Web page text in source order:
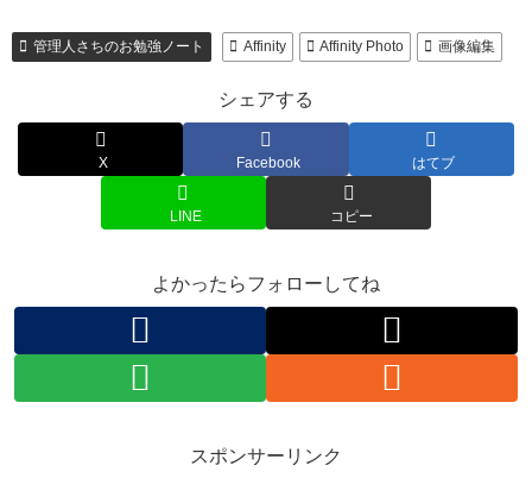
管理人さちのお勉強ノート Affinity Affinity Photo 画像編集
シェアする
X Facebook はてブ
LINE コピー
よかったらフォローしてね
スポンサーリンク